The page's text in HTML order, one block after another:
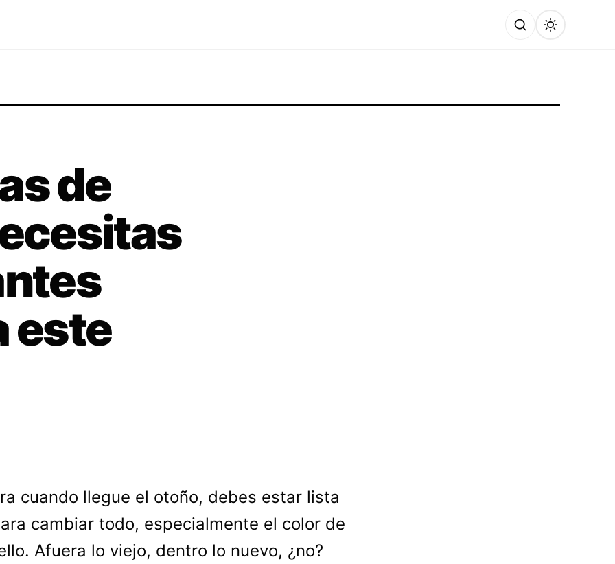
de
este
cuando llegue el otoño, debes estar lista
cambiar todo, especialmente el color de
Afuera lo viejo, dentro lo nuevo, ¿no?